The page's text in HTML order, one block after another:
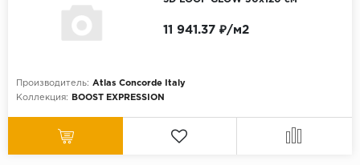
Производитель: Atlas Concorde Italy
Коллекция:
BOOST EXPRESSION
11 941.37 ₽/м2